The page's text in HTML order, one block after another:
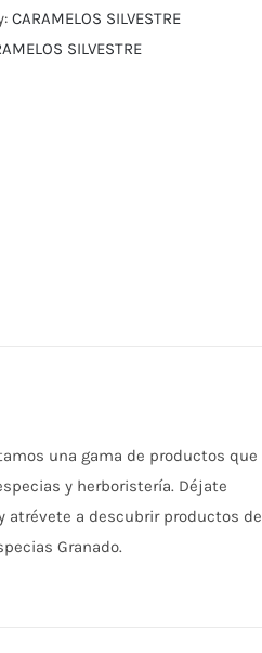
CARAMELOS SILVESTRE
SILVESTRE
una gama de productos que
y herboristería. Déjate
atrévete a descubrir productos de
Granado.